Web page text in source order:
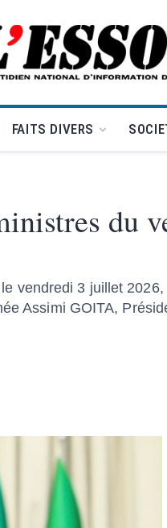
L'Essor -
FAITS DIVERS
du
vendredi 3 juillet
Assimi GOITA,